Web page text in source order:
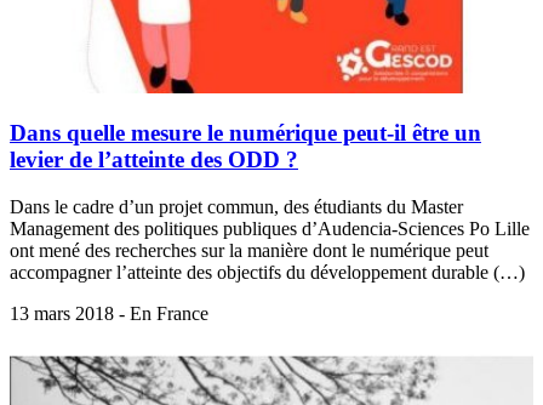
Dans quelle mesure le numérique peut-il être un
levier de l’atteinte des ODD ?
Dans le cadre d’un projet commun, des étudiants du Master
Management des politiques publiques d’Audencia-Sciences Po Lille
ont mené des recherches sur la manière dont le numérique peut
accompagner l’atteinte des objectifs du développement durable (…)
13 mars 2018 - En France